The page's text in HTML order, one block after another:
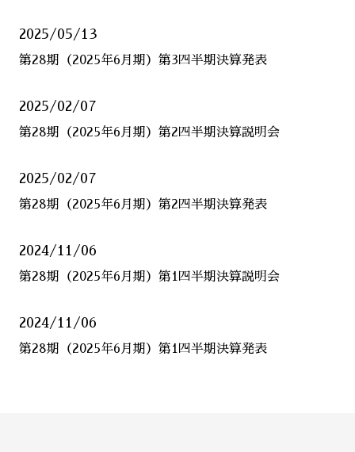
2025/05/13
第28期（2025年6月期）第3四半期決算発表
2025/02/07
第28期（2025年6月期）第2四半期決算説明会
2025/02/07
第28期（2025年6月期）第2四半期決算発表
2024/11/06
第28期（2025年6月期）第1四半期決算説明会
2024/11/06
第28期（2025年6月期）第1四半期決算発表